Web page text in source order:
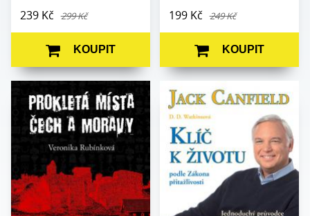
239 Kč 299 Kč
KOUPIT
199 Kč 249 Kč
KOUPIT
Autor:
Veronika
Rubínková
mimo edice
Počet stran:
Formát:
A5
Vazba:
V8a (pevná)
Obrazová
část:
Černobílé ilustrace
Autor:
Jack Canfield
Edice:
mimo edice
Počet stran:
144
Formát:
A5
Vazba:
V8a (pevná)
Obrazová část:
Datum vydání: